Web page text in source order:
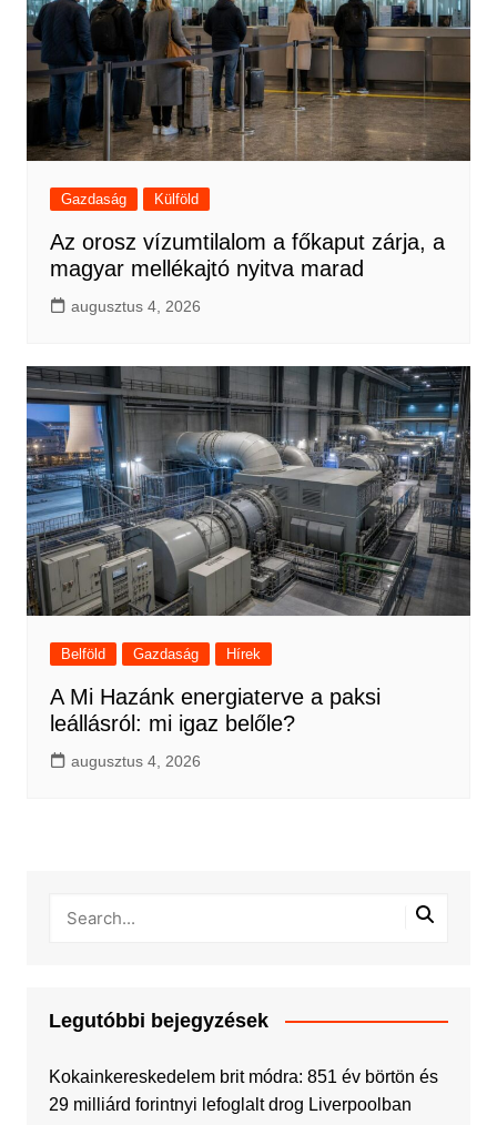
Gazdaság Külföld
Az orosz vízumtilalom a főkaput zárja, a
magyar mellékajtó nyitva marad
augusztus 4, 2026
Belföld Gazdaság Hírek
A Mi Hazánk energiaterve a paksi
leállásról: mi igaz belőle?
augusztus 4, 2026
Legutóbbi bejegyzések
Kokainkereskedelem brit módra: 851 év börtön és
29 milliárd forintnyi lefoglalt drog Liverpoolban